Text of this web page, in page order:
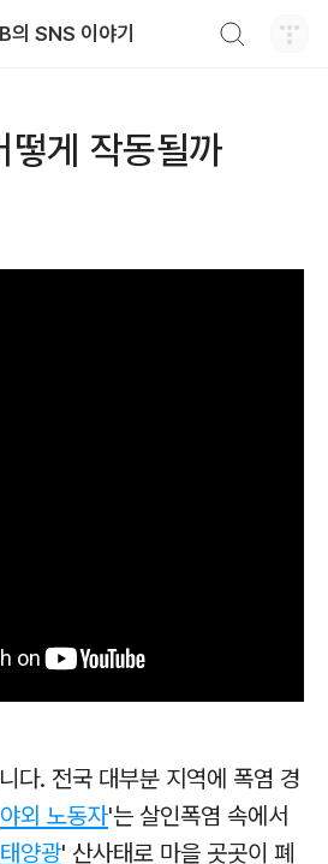
의 SNS 이야기
떻게 작동될까
다. 전국 대부분 지역에 폭염 경
야외 노동자'는 살인폭염 속에서
태양광' 산사태로 마을 곳곳이 폐